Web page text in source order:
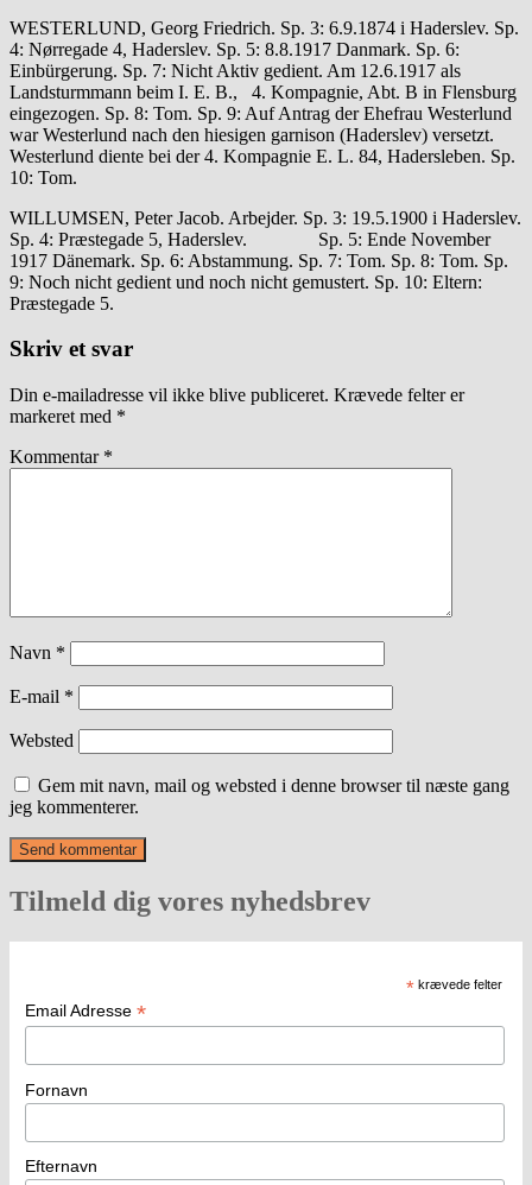
WESTERLUND, Georg Friedrich. Sp. 3: 6.9.1874 i Haderslev. Sp.
4: Nørregade 4, Haderslev. Sp. 5: 8.8.1917 Danmark. Sp. 6:
Einbürgerung. Sp. 7: Nicht Aktiv gedient. Am 12.6.1917 als
Landsturmmann beim I. E. B., 4. Kompagnie, Abt. B in Flensburg
eingezogen. Sp. 8: Tom. Sp. 9: Auf Antrag der Ehefrau Westerlund
war Westerlund nach den hiesigen garnison (Haderslev) versetzt.
Westerlund diente bei der 4. Kompagnie E. L. 84, Hadersleben. Sp.
10: Tom.
WILLUMSEN, Peter Jacob. Arbejder. Sp. 3: 19.5.1900 i Haderslev.
Sp. 4: Præstegade 5, Haderslev. Sp. 5: Ende November
1917 Dänemark. Sp. 6: Abstammung. Sp. 7: Tom. Sp. 8: Tom. Sp.
9: Noch nicht gedient und noch nicht gemustert. Sp. 10: Eltern:
Præstegade 5.
Skriv et svar
Din e-mailadresse vil ikke blive publiceret. Krævede felter er
markeret med *
Kommentar *
Navn *
E-mail *
Websted
Gem mit navn, mail og websted i denne browser til næste gang
jeg kommenterer.
Tilmeld dig vores nyhedsbrev
* krævede felter
Email Adresse *
Fornavn
Efternavn